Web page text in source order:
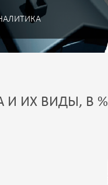
И ИХ ВИДЫ, В %